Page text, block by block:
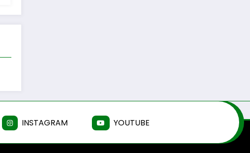
INSTAGRAM YOUTUBE